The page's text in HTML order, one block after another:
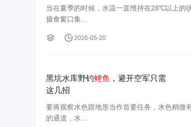
当在夏季的时候，水温一直维持在28℃以上的
摄食窗口集...
2026-05-20
黑坑水库野钓鲤鱼 ，避开空军只需
这几招
要将观察水色跟地形当作首要任务，水色稍微
的通道，水...